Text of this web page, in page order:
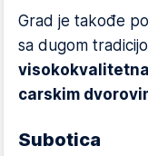
Grad je takođe
sa dugom
carskim
Subotica